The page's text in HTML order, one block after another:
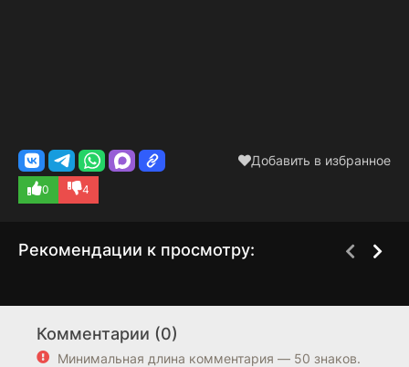
Добавить в избранное
0 4
Рекомендации к просмотру:
6.9
Комментарии (0)
Минимальная длина комментария — 50 знаков.